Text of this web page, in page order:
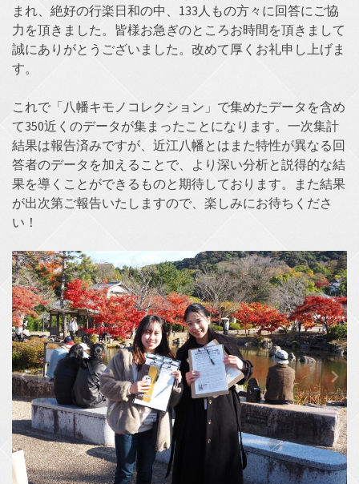
まれ、絶好の行楽日和の中、133人もの方々に回答にご協
力を頂きました。皆様お急ぎのところお時間を頂きまして
誠にありがとうございました。改めて厚くお礼申し上げま
す。
これで「八幡キモノコレクション」で集めたデータを含め
て350近くのデータが集まったことになります。一次集計
結果は報告済みですが、近江八幡とはまた特性が異なる回
答者のデータを加えることで、より深い分析と説得的な結
果を導くことができるものと期待しております。また結果
が出次第ご報告いたしますので、楽しみにお待ちくださ
い！